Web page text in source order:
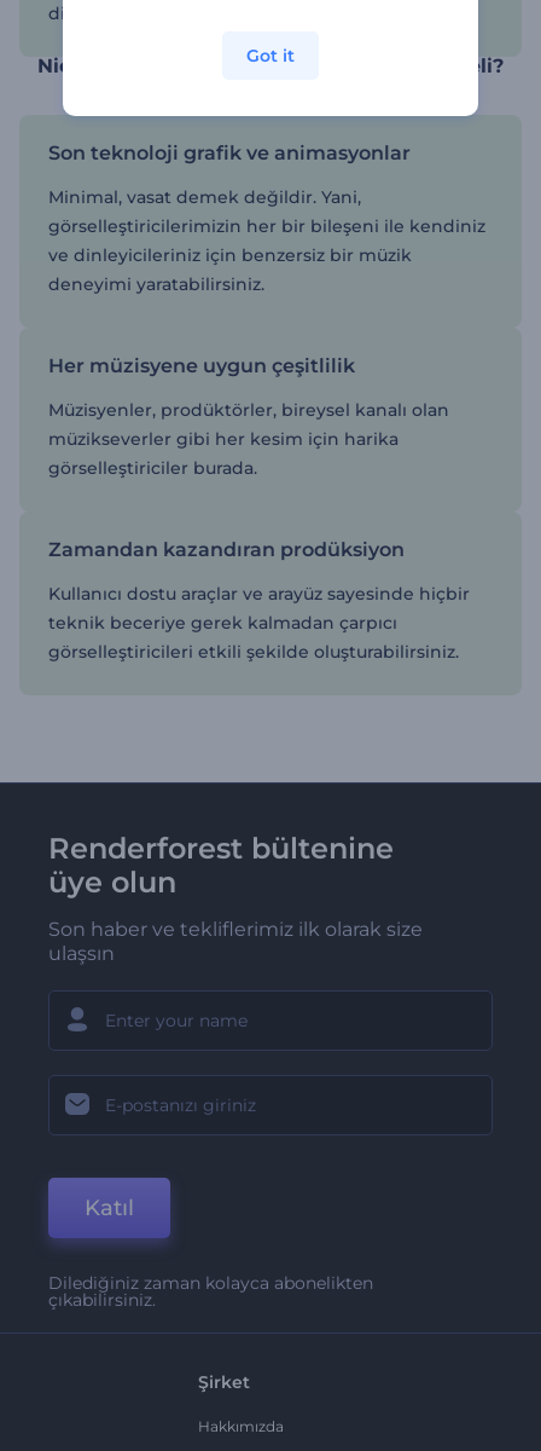
dinleyici sayınızı artırın.
Niçin minimal görselleştiricileri tercih etmeli?
Son teknoloji grafik ve animasyonlar
Minimal, vasat demek değildir. Yani,
görselleştiricilerimizin her bir bileşeni ile kendiniz
ve dinleyicileriniz için benzersiz bir müzik
deneyimi yaratabilirsiniz.
Her müzisyene uygun çeşitlilik
Müzisyenler, prodüktörler, bireysel kanalı olan
müzikseverler gibi her kesim için harika
görselleştiriciler burada.
Zamandan kazandıran prodüksiyon
Kullanıcı dostu araçlar ve arayüz sayesinde hiçbir
teknik beceriye gerek kalmadan çarpıcı
görselleştiricileri etkili şekilde oluşturabilirsiniz.
Renderforest bültenine
üye olun
Son haber ve tekliflerimiz ilk olarak size
ulaşsın
Katıl
Dilediğiniz zaman kolayca abonelikten
çıkabilirsiniz.
Şirket
Hakkımızda
Got it